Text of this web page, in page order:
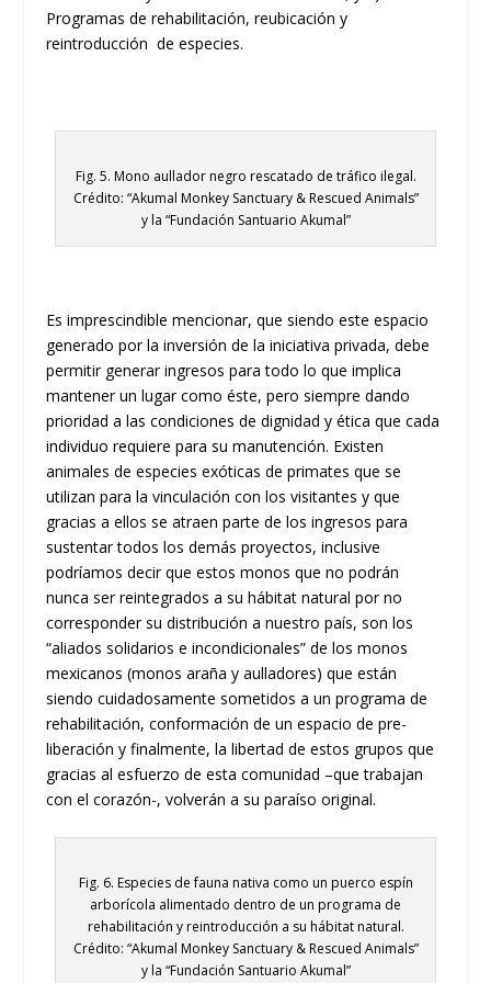
Programas de rehabilitación, reubicación y
reintroducción de especies.
Fig. 5. Mono aullador negro rescatado de tráfico ilegal.
Crédito: “Akumal Monkey Sanctuary & Rescued Animals”
y la “Fundación Santuario Akumal”
Es imprescindible mencionar, que siendo este espacio
generado por la inversión de la iniciativa privada, debe
permitir generar ingresos para todo lo que implica
mantener un lugar como éste, pero siempre dando
prioridad a las condiciones de dignidad y ética que cada
individuo requiere para su manutención. Existen
animales de especies exóticas de primates que se
utilizan para la vinculación con los visitantes y que
gracias a ellos se atraen parte de los ingresos para
sustentar todos los demás proyectos, inclusive
podríamos decir que estos monos que no podrán
nunca ser reintegrados a su hábitat natural por no
corresponder su distribución a nuestro país, son los
“aliados solidarios e incondicionales” de los monos
mexicanos (monos araña y aulladores) que están
siendo cuidadosamente sometidos a un programa de
rehabilitación, conformación de un espacio de pre-
liberación y finalmente, la libertad de estos grupos que
gracias al esfuerzo de esta comunidad –que trabajan
con el corazón-, volverán a su paraíso original.
Fig. 6. Especies de fauna nativa como un puerco espín
arborícola alimentado dentro de un programa de
rehabilitación y reintroducción a su hábitat natural.
Crédito: “Akumal Monkey Sanctuary & Rescued Animals”
y la “Fundación Santuario Akumal”